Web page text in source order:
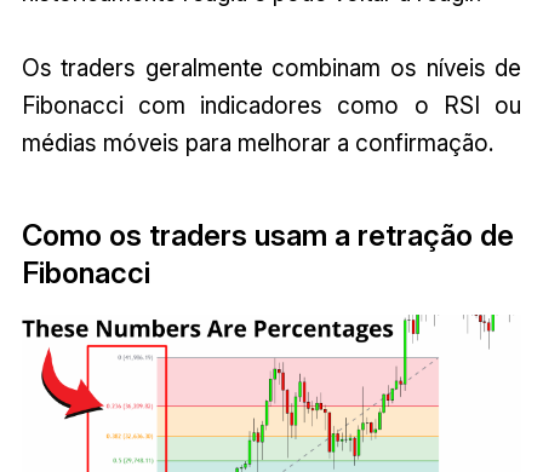
Os traders geralmente combinam os níveis de
Fibonacci com indicadores como o RSI ou
médias móveis para melhorar a confirmação.
Como os traders usam a retração de
Fibonacci